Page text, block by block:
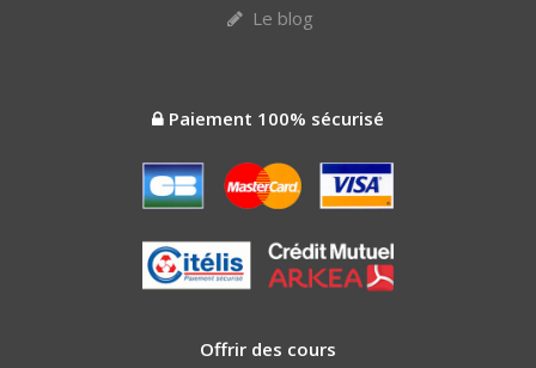
Le blog
Paiement 100% sécurisé
Offrir des cours